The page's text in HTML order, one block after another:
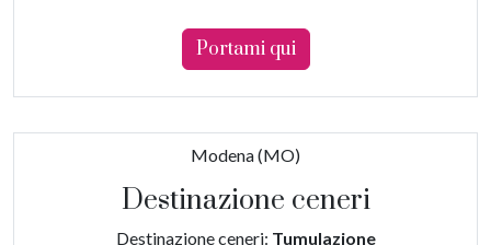
Portami qui
Modena (MO)
Destinazione ceneri
Destinazione ceneri: Tumulazione